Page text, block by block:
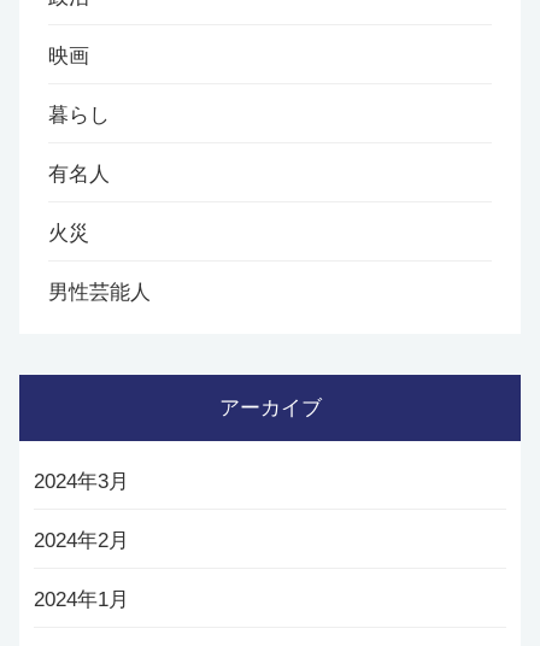
映画
暮らし
有名人
火災
男性芸能人
アーカイブ
2024年3月
2024年2月
2024年1月